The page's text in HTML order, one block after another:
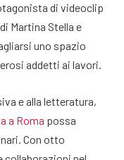
di videoclip
Martina Stella e
uno spazio
addetti ai lavori.
e alla letteratura,
a Roma possa
Con otto